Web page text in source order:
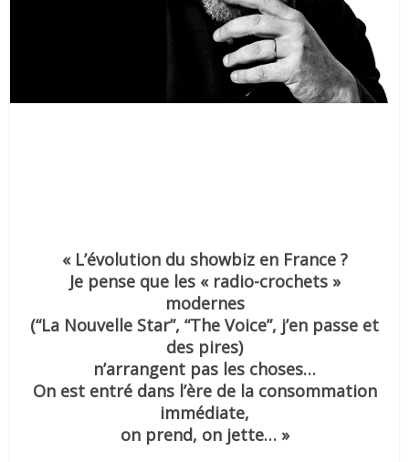
« L’évolution du showbiz en France ?
Je pense que les « radio-crochets »
modernes
(“La Nouvelle Star”, “The Voice”, j’en passe et
des pires)
n’arrangent pas les choses…
On est entré dans l’ère de la consommation
immédiate,
on prend, on jette… »